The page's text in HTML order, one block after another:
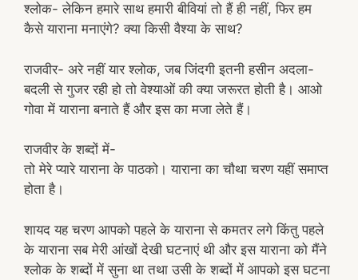
श्लोक- लेकिन हमारे साथ हमारी बीवियां तो हैं ही नहीं, फिर हम
कैसे याराना मनाएंगे? क्या किसी वैश्या के साथ?
राजवीर- अरे नहीं यार श्लोक, जब जिंदगी इतनी हसीन अदला-
बदली से गुजर रही हो तो वेश्याओं की क्या जरूरत होती है। आओ
गोवा में याराना बनाते हैं और इस का मजा लेते हैं।
राजवीर के शब्दों में-
तो मेरे प्यारे याराना के पाठको। याराना का चौथा चरण यहीं समाप्त
होता है।
शायद यह चरण आपको पहले के याराना से कमतर लगे किंतु पहले
के याराना सब मेरी आंखों देखी घटनाएं थी और इस याराना को मैंने
श्लोक के शब्दों में सुना था तथा उसी के शब्दों में आपको इस घटना